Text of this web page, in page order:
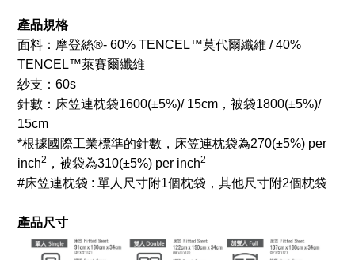
產品規格
面料：摩登絲®- 60% TENCEL™莫代爾纖維 / 40%
TENCEL™萊賽爾纖維
紗支：60s
針數：床笠連枕袋1600(±5%)/ 15cm ，被袋1800(±5%)/
15cm
*根據國際工業標準的針數，床笠連枕袋為270(±5%) per
inch2 ，被袋為310(±5%) per inch2
#床笠連枕袋 : 單人尺寸附1個枕袋，其他尺寸附2個枕袋
產品尺寸